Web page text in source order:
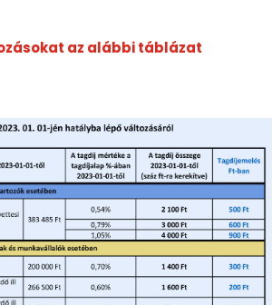
az alábbi táblázat